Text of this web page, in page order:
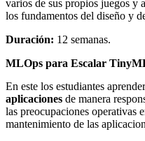
varios de sus propios juegos y
los fundamentos del diseño y
Duración: 12 semanas.
MLOps para Escalar
En este los estudiantes
aplicaciones de manera
las preocupaciones operativas
mantenimiento de las